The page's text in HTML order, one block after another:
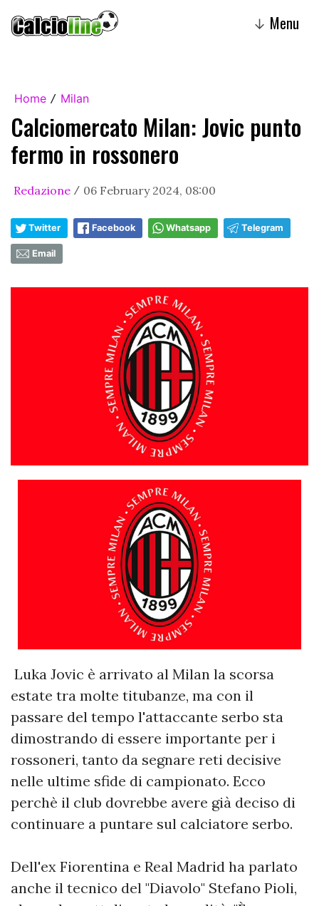
↓ Menu
Home / Milan
Calciomercato Milan: Jovic punto
fermo in rossonero
Redazione / 06 February 2024, 08:00
Twitter Facebook Whatsapp Telegram
Email
Luka Jovic è arrivato al Milan la scorsa
estate tra molte titubanze, ma con il
passare del tempo l'attaccante serbo sta
dimostrando di essere importante per i
rossoneri, tanto da segnare reti decisive
nelle ultime sfide di campionato. Ecco
perchè il club dovrebbe avere già deciso di
continuare a puntare sul calciatore serbo.
Dell'ex Fiorentina e Real Madrid ha parlato
anche il tecnico del "Diavolo" Stefano Pioli,